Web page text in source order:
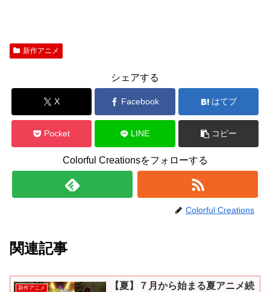
新作アニメ
シェアする
X Facebook はてブ
Pocket LINE コピー
Colorful Creationsをフォローする
Colorful Creations
関連記事
新作アニメ
【夏】７月から始まる夏アニメ続